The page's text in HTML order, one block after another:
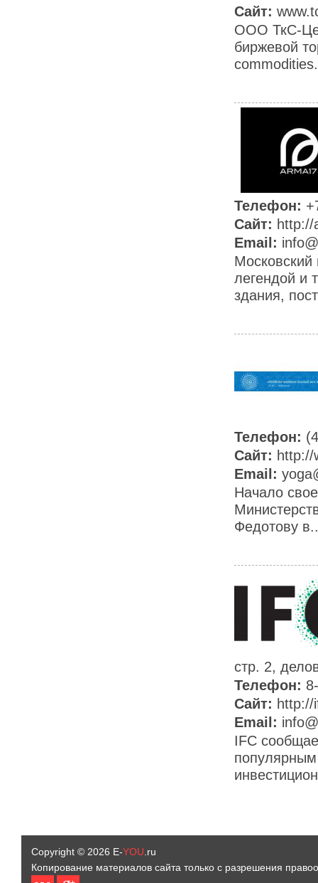
Сайт:
ООО ТкС-
биржевой
Телефон:
Сайт: http://
Email:
Московский
легендой и
здания,
Телефон:
Сайт: http://
Email:
Начало
Федотову
стр. 2,
Телефон:
Сайт: http://
Email:
IFC
Copyright © 2026 E-YOU .ru
Копирование материалов сайта только с разрешения